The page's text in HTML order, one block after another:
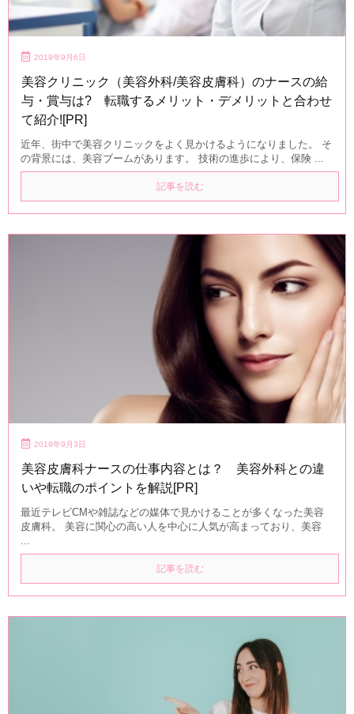
2019年9月6日
美容クリニック（美容外科/美容皮膚科）のナースの給
与・賞与は? 転職するメリット・デメリットと合わせ
て紹介![PR]
近年、街中で美容クリニックをよく見かけるようになりました。 そ
の背景には、美容ブームがあります。 技術の進歩により、保険 ...
記事を読む
2019年9月3日
美容皮膚科ナースの仕事内容とは？ 美容外科との違
いや転職のポイントを解説[PR]
最近テレビCMや雑誌などの媒体で見かけることが多くなった美容
皮膚科。 美容に関心の高い人を中心に人気が高まっており、美容
...
記事を読む